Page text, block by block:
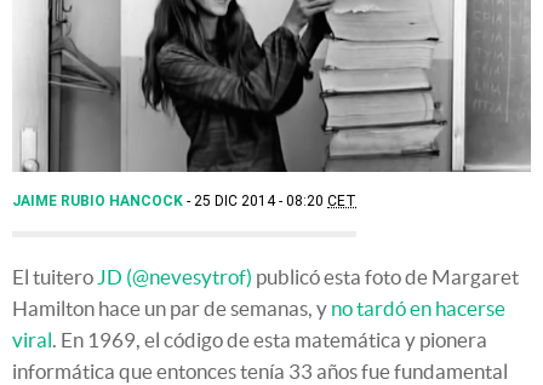
JAIME RUBIO HANCOCK 25 DIC 2014 - 08:20 CET
El tuitero JD (@nevesytrof) publicó esta foto de Margaret
Hamilton hace un par de semanas, y no tardó en hacerse
viral. En 1969, el código de esta matemática y pionera
informática que entonces tenía 33 años fue fundamental